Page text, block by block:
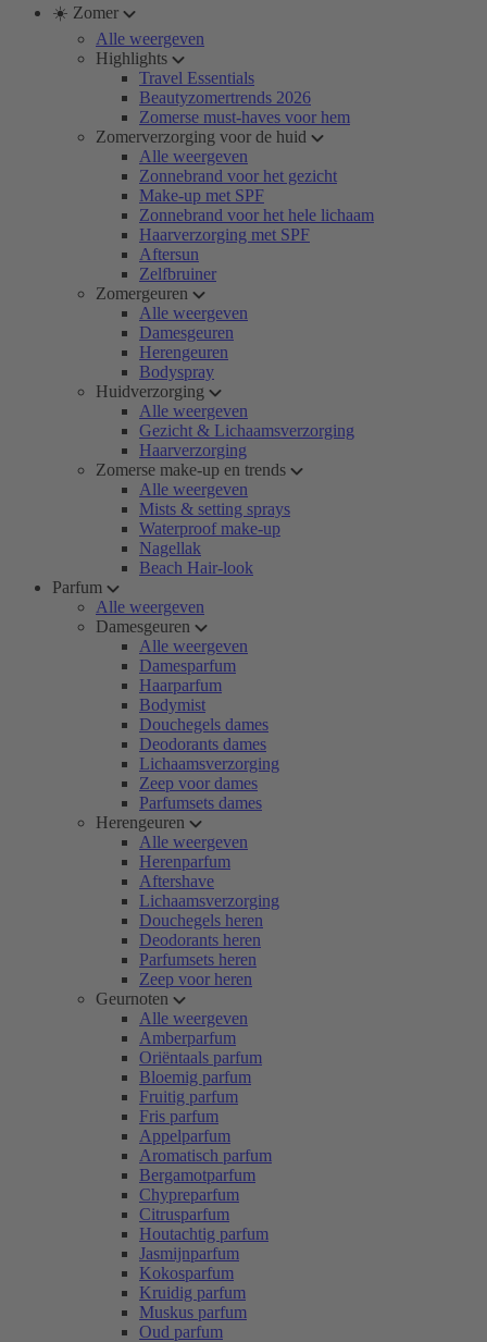
☀️ Zomer
Alle weergeven
Highlights
Travel Essentials
Beautyzomertrends 2026
Zomerse must-haves voor hem
Zomerverzorging voor de huid
Alle weergeven
Zonnebrand voor het gezicht
Make-up met SPF
Zonnebrand voor het hele lichaam
Haarverzorging met SPF
Aftersun
Zelfbruiner
Zomergeuren
Alle weergeven
Damesgeuren
Herengeuren
Bodyspray
Huidverzorging
Alle weergeven
Gezicht & Lichaamsverzorging
Haarverzorging
Zomerse make-up en trends
Alle weergeven
Mists & setting sprays
Waterproof make-up
Nagellak
Beach Hair-look
Parfum
Alle weergeven
Damesgeuren
Alle weergeven
Damesparfum
Haarparfum
Bodymist
Douchegels dames
Deodorants dames
Lichaamsverzorging
Zeep voor dames
Parfumsets dames
Herengeuren
Alle weergeven
Herenparfum
Aftershave
Lichaamsverzorging
Douchegels heren
Deodorants heren
Parfumsets heren
Zeep voor heren
Geurnoten
Alle weergeven
Amberparfum
Oriëntaals parfum
Bloemig parfum
Fruitig parfum
Fris parfum
Appelparfum
Aromatisch parfum
Bergamotparfum
Chypreparfum
Citrusparfum
Houtachtig parfum
Jasmijnparfum
Kokosparfum
Kruidig parfum
Muskus parfum
Oud parfum